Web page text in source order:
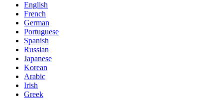
English
French
German
Portuguese
Spanish
Russian
Japanese
Korean
Arabic
Irish
Greek